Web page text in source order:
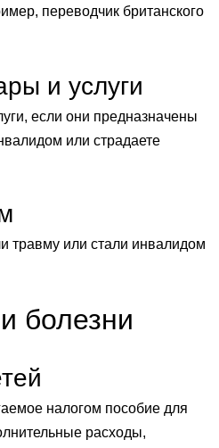
переводчик британского
и услуги
если они предназначены
или страдаете
травму или стали инвалидом
болезни
налогом пособие для
расходы,